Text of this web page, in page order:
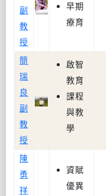
副
教
授
早期
療育
簡
瑞
良
副
教
授
啟智
教育
課程
與教
學
陳
勇
祥
資賦
優異